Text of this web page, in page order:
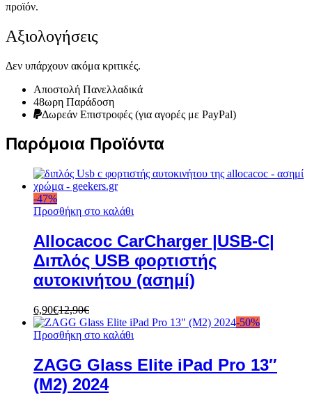
προϊόν.
Αξιολογήσεις
Δεν υπάρχουν ακόμα κριτικές.
Αποστολή Πανελλαδικά
48ωρη Παράδοση
Δωρεάν Eπιστροφές (για αγορές με PayPal)
Παρόμοια Προϊόντα
-47%
Προσθήκη στο καλάθι
Allocacoc CarCharger |USB-C|
Διπλός USB φορτιστής
αυτοκινήτου (ασημί)
6,90€12,90€
-50%
Προσθήκη στο καλάθι
ZAGG Glass Elite iPad Pro 13″
(M2) 2024